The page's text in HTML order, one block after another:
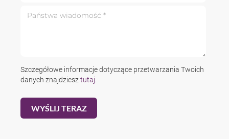
Szczegółowe informacje dotyczące przetwarzania Twoich
danych znajdziesz tutaj